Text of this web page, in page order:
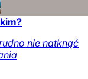
nie natknąć